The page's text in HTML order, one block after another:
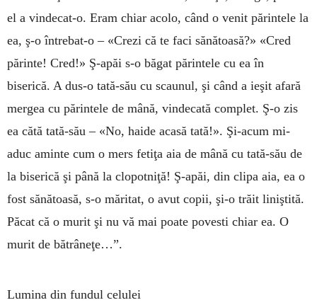
el a vindecat-o. Eram chiar acolo, când o venit părintele la
ea, ş-o întrebat-o – «Crezi că te faci sănătoasă?» «Cred
părinte! Cred!» Ş-apăi s-o băgat părintele cu ea în
biserică. A dus-o tată-său cu scaunul, şi când a ieşit afară
mergea cu părintele de mână, vindecată complet. Ş-o zis
ea cătă tată-său – «No, haide acasă tată!». Şi-acum mi-
aduc aminte cum o mers fetiţa aia de mână cu tată-său de
la biserică şi până la clopotniţă! Ş-apăi, din clipa aia, ea o
fost sănătoasă, s-o măritat, o avut copii, şi-o trăit liniştită.
Păcat că o murit şi nu vă mai poate povesti chiar ea. O
murit de bătrâneţe…”.
Lumina din fundul celulei